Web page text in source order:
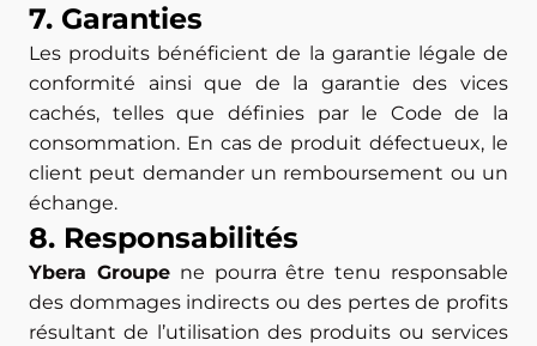
7. Garanties
Les produits bénéficient de la garantie légale de
conformité ainsi que de la garantie des vices
cachés, telles que définies par le Code de la
consommation. En cas de produit défectueux, le
client peut demander un remboursement ou un
échange.
8. Responsabilités
Ybera Groupene pourra être tenu responsable
des dommages indirects ou des pertes de profits
résultant de l’utilisation des produits ou services